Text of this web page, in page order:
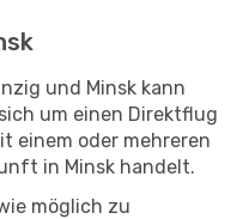
und Minsk kann
um einen Direktflug
einem oder mehreren
in Minsk handelt.
möglich zu